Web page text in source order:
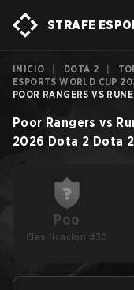
STRAFE
INICIO DOTA 2
ESPORTS WORLD CUP
POOR RANGERS VS
Poor Rangers vs
2026 Dota 2 Dota 2
Poo
Clasificación #30